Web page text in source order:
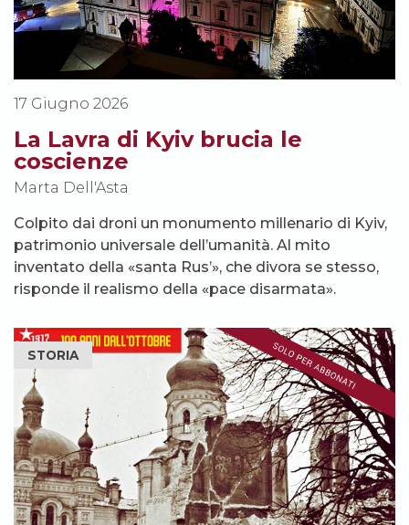
17 Giugno 2026
La Lavra di Kyiv brucia le
coscienze
Marta Dell'Asta
Colpito dai droni un monumento millenario di Kyiv,
patrimonio universale dell’umanità. Al mito
inventato della «santa Rus’», che divora se stesso,
risponde il realismo della «pace disarmata».
STORIA